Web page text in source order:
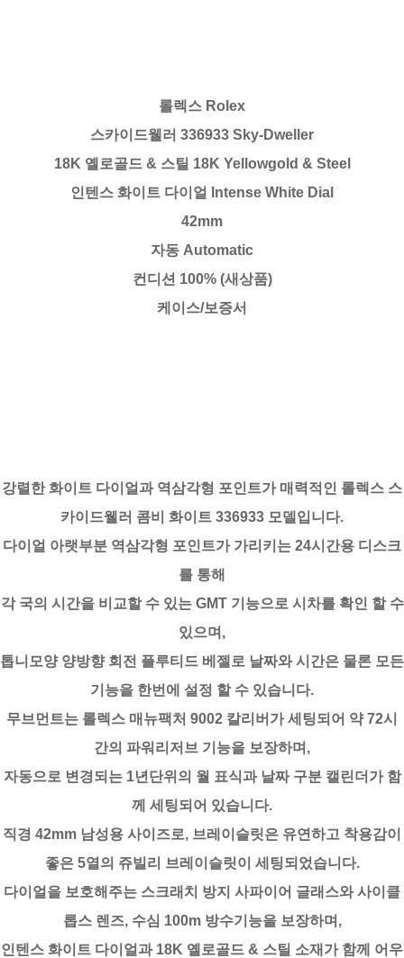
롤렉스 Rolex
스카이드웰러 336933 Sky-Dweller
18K 옐로골드 & 스틸 18K Yellowgold & Steel
인텐스 화이트 다이얼 Intense White Dial
42mm
자동 Automatic
컨디션 100% (새상품)
케이스/보증서
강렬한 화이트 다이얼과 역삼각형 포인트가 매력적인 롤렉스 스
카이드웰러 콤비 화이트 336933 모델입니다.
다이얼 아랫부분 역삼각형 포인트가 가리키는 24시간용 디스크
를 통해
각 국의 시간을 비교할 수 있는 GMT 기능으로 시차를 확인 할 수
있으며,
톱니모양 양방향 회전 플루티드 베젤로 날짜와 시간은 물론 모든
기능을 한번에 설정 할 수 있습니다.
무브먼트는 롤렉스 매뉴팩처 9002 칼리버가 세팅되어 약 72시
간의 파워리저브 기능을 보장하며,
자동으로 변경되는 1년단위의 월 표식과 날짜 구분 캘린더가 함
께 세팅되어 있습니다.
직경 42mm 남성용 사이즈로, 브레이슬릿은 유연하고 착용감이
좋은 5열의 쥬빌리 브레이슬릿이 세팅되었습니다.
다이얼을 보호해주는 스크래치 방지 사파이어 글래스와 사이클
롭스 렌즈, 수심 100m 방수기능을 보장하며,
인텐스 화이트 다이얼과 18K 옐로골드 & 스틸 소재가 함께 어우